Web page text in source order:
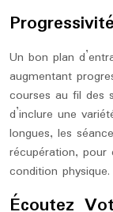
Un bon plan
augmentant
courses au fil des
d’inclure une
longues, les
récupération,
condition physique.
Écoutez